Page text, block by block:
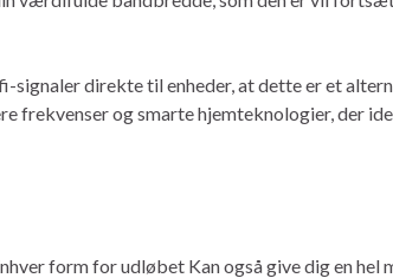
signaler direkte til enheder, at dette er et
frekvenser og smarte hjemteknologier, der
form for udløbet Kan også give dig en